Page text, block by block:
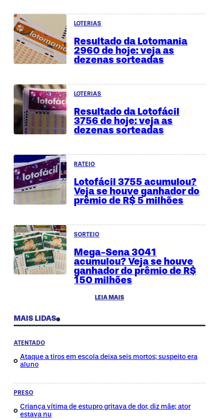
LOTERIAS
Resultado da Lotomania
2960 de hoje: veja as
dezenas sorteadas
LOTERIAS
Resultado da Lotofácil
3756 de hoje: veja as
dezenas sorteadas
RATEIO
Lotofácil 3755 acumulou?
Veja se houve ganhador do
prêmio de R$ 5 milhões
SORTEIO
Mega-Sena 3041
acumulou? Veja se houve
ganhador do prêmio de R$
150 milhões
LEIA MAIS
MAIS LIDAS
ATENTADO
Ataque a tiros em escola deixa seis mortos; suspeito era
aluno
PRESO
Criança vítima de estupro gritava de dor, diz mãe; ator
estava nu